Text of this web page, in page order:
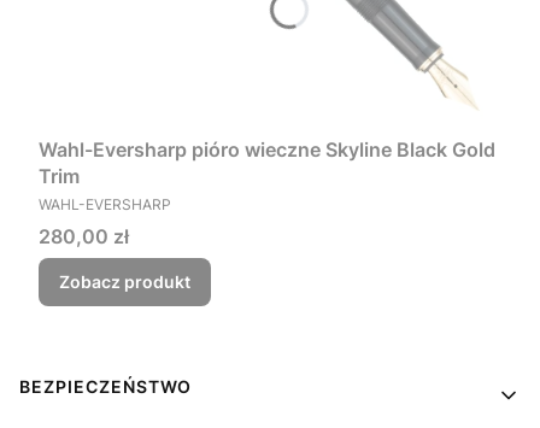
Wahl-Eversharp pióro wieczne Skyline Black Gold
Trim
PRODUCENT
WAHL-EVERSHARP
Cena
280,00 zł
Zobacz produkt
Linki w stopce
BEZPIECZEŃSTWO